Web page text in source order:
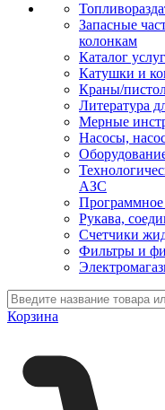
Запасные
колонкам
Каталог услуг
Катушки и
Краны/
Литература
Мерные
Насосы,
АЗС
Программное
Рукава,
Счетчики
Фильтры и
Корзина